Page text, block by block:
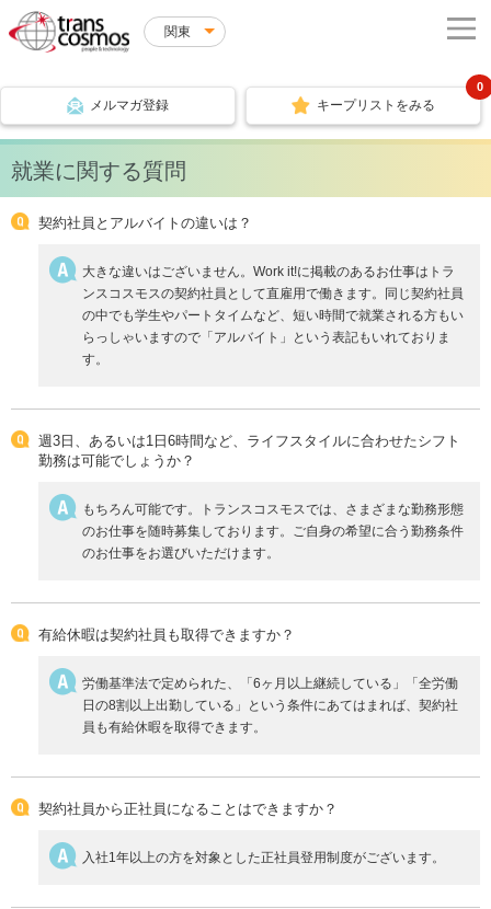
関東
メルマガ登録 キープリストをみる
0
就業に関する質問
契約社員とアルバイトの違いは？
大きな違いはございません。Work it!に掲載のあるお仕事はトラ
ンスコスモスの契約社員として直雇用で働きます。同じ契約社員
の中でも学生やパートタイムなど、短い時間で就業される方もい
らっしゃいますので「アルバイト」という表記もいれておりま
す。
週3日、あるいは1日6時間など、ライフスタイルに合わせたシフト
勤務は可能でしょうか？
もちろん可能です。トランスコスモスでは、さまざまな勤務形態
のお仕事を随時募集しております。ご自身の希望に合う勤務条件
のお仕事をお選びいただけます。
有給休暇は契約社員も取得できますか？
労働基準法で定められた、「6ヶ月以上継続している」「全労働
日の8割以上出勤している」という条件にあてはまれば、契約社
員も有給休暇を取得できます。
契約社員から正社員になることはできますか？
入社1年以上の方を対象とした正社員登用制度がございます。